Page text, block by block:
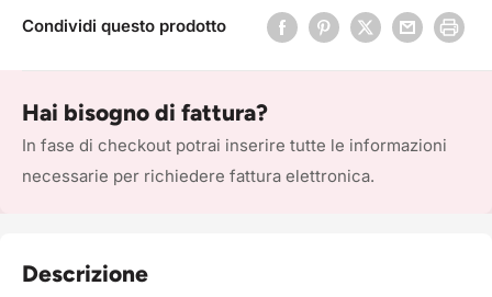
Condividi questo prodotto
Hai bisogno di fattura?
In fase di checkout potrai inserire tutte le informazioni
necessarie per richiedere fattura elettronica.
Descrizione